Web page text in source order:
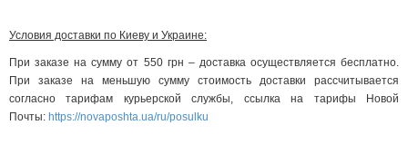
Условия доставки по Киеву и Украине:
При заказе на сумму от 550 грн – доставка осуществляется бесплатно.
При заказе на меньшую сумму стоимость доставки рассчитывается
согласно тарифам курьерской службы, ссылка на тарифы Новой
Почты: https://novaposhta.ua/ru/posulku